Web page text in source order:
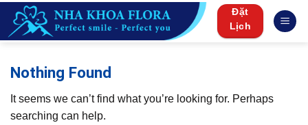
content
Đặt
Lịch
Nothing Found
It seems we can’t find what you’re looking for. Perhaps
searching can help.